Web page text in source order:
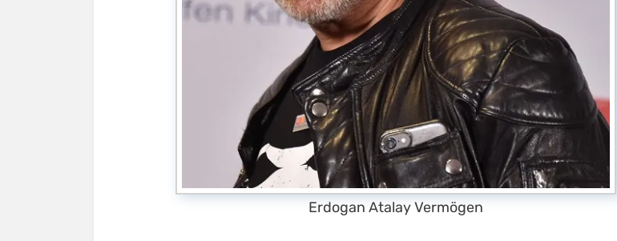
Erdogan Atalay Vermögen